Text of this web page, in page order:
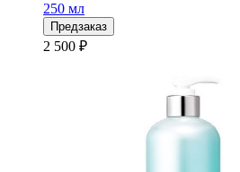
250 мл
Предзаказ
2 500 ₽